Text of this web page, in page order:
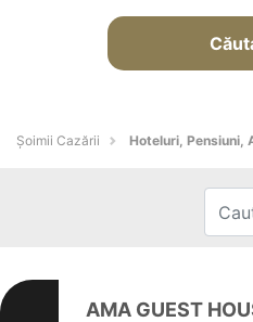
Șoimii Cazării Hoteluri, Pensiuni,
AMA GUEST